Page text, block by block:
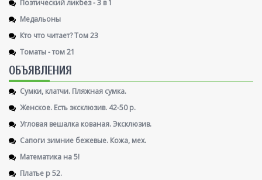
Поэтический ликбез - 3 в 1
Медальоны
Кто что читает? Том 23
Томаты - том 21
ОБЪЯВЛЕНИЯ
Сумки, клатчи. Пляжная сумка.
Женское. Есть эксклюзив. 42-50 р.
Угловая вешалка кованая. Эксклюзив.
Сапоги зимние бежевые. Кожа, мех.
Математика на 5!
Платье р 52.